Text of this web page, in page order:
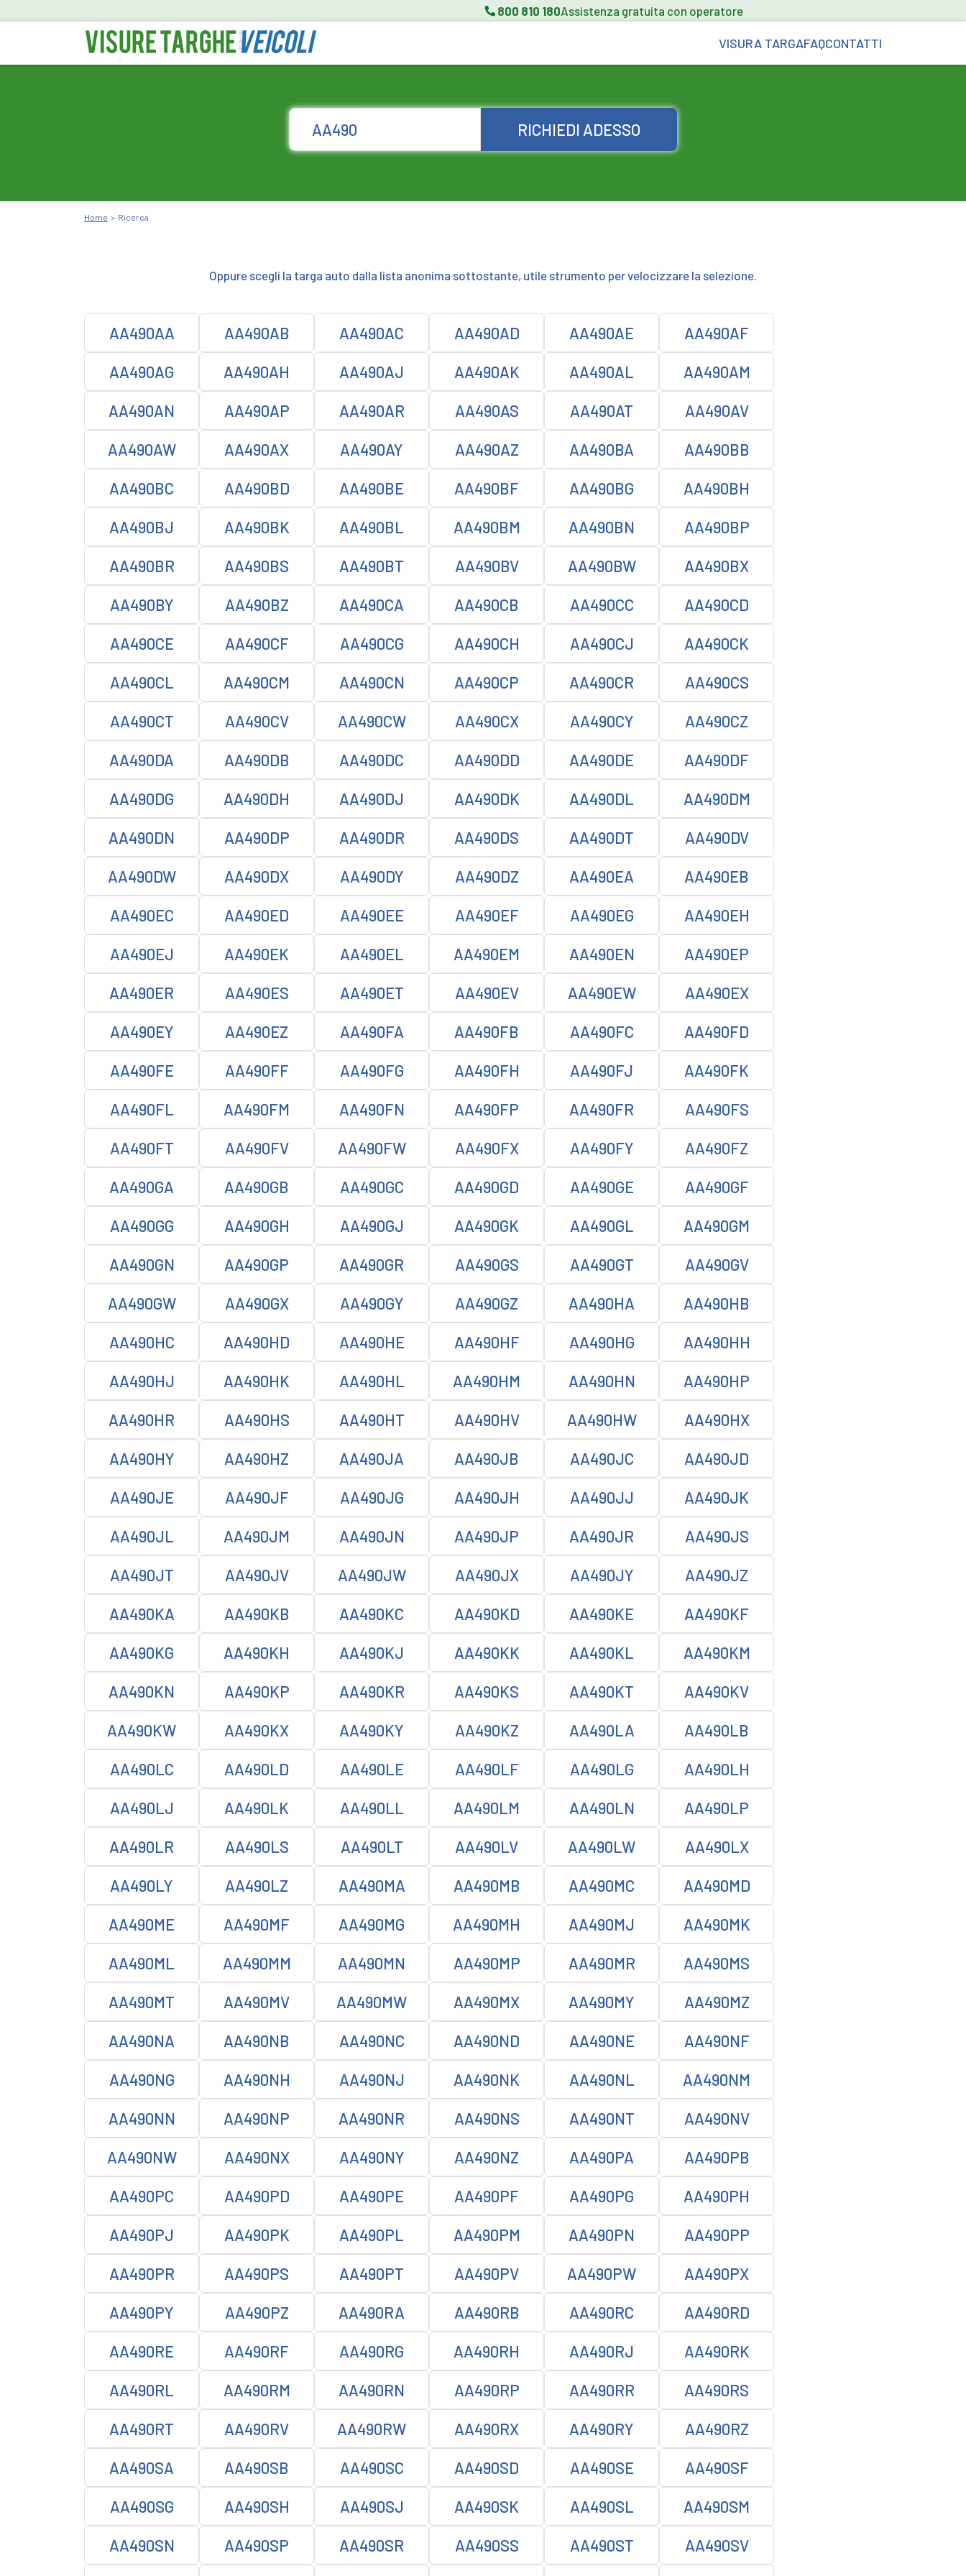
800 810 180Assistenza gratuita con operatore
VISURA TARGAFAQCONTATTI
RICHIEDI ADESSO
Home Ricerca
Oppure scegli la targa auto dalla lista anonima sottostante, utile strumento per velocizzare la selezione.
AA490AA AA490AB AA490AC AA490AD AA490AE AA490AF
AA490AG AA490AH AA490AJ AA490AK AA490AL AA490AM
AA490AN AA490AP AA490AR AA490AS AA490AT AA490AV
AA490AW AA490AX AA490AY AA490AZ AA490BA AA490BB
AA490BC AA490BD AA490BE AA490BF AA490BG AA490BH
AA490BJ AA490BK AA490BL AA490BM AA490BN AA490BP
AA490BR AA490BS AA490BT AA490BV AA490BW AA490BX
AA490BY AA490BZ AA490CA AA490CB AA490CC AA490CD
AA490CE AA490CF AA490CG AA490CH AA490CJ AA490CK
AA490CL AA490CM AA490CN AA490CP AA490CR AA490CS
AA490CT AA490CV AA490CW AA490CX AA490CY AA490CZ
AA490DA AA490DB AA490DC AA490DD AA490DE AA490DF
AA490DG AA490DH AA490DJ AA490DK AA490DL AA490DM
AA490DN AA490DP AA490DR AA490DS AA490DT AA490DV
AA490DW AA490DX AA490DY AA490DZ AA490EA AA490EB
AA490EC AA490ED AA490EE AA490EF AA490EG AA490EH
AA490EJ AA490EK AA490EL AA490EM AA490EN AA490EP
AA490ER AA490ES AA490ET AA490EV AA490EW AA490EX
AA490EY AA490EZ AA490FA AA490FB AA490FC AA490FD
AA490FE AA490FF AA490FG AA490FH AA490FJ AA490FK
AA490FL AA490FM AA490FN AA490FP AA490FR AA490FS
AA490FT AA490FV AA490FW AA490FX AA490FY AA490FZ
AA490GA AA490GB AA490GC AA490GD AA490GE AA490GF
AA490GG AA490GH AA490GJ AA490GK AA490GL AA490GM
AA490GN AA490GP AA490GR AA490GS AA490GT AA490GV
AA490GW AA490GX AA490GY AA490GZ AA490HA AA490HB
AA490HC AA490HD AA490HE AA490HF AA490HG AA490HH
AA490HJ AA490HK AA490HL AA490HM AA490HN AA490HP
AA490HR AA490HS AA490HT AA490HV AA490HW AA490HX
AA490HY AA490HZ AA490JA AA490JB AA490JC AA490JD
AA490JE AA490JF AA490JG AA490JH AA490JJ AA490JK
AA490JL AA490JM AA490JN AA490JP AA490JR AA490JS
AA490JT AA490JV AA490JW AA490JX AA490JY AA490JZ
AA490KA AA490KB AA490KC AA490KD AA490KE AA490KF
AA490KG AA490KH AA490KJ AA490KK AA490KL AA490KM
AA490KN AA490KP AA490KR AA490KS AA490KT AA490KV
AA490KW AA490KX AA490KY AA490KZ AA490LA AA490LB
AA490LC AA490LD AA490LE AA490LF AA490LG AA490LH
AA490LJ AA490LK AA490LL AA490LM AA490LN AA490LP
AA490LR AA490LS AA490LT AA490LV AA490LW AA490LX
AA490LY AA490LZ AA490MA AA490MB AA490MC AA490MD
AA490ME AA490MF AA490MG AA490MH AA490MJ AA490MK
AA490ML AA490MM AA490MN AA490MP AA490MR AA490MS
AA490MT AA490MV AA490MW AA490MX AA490MY AA490MZ
AA490NA AA490NB AA490NC AA490ND AA490NE AA490NF
AA490NG AA490NH AA490NJ AA490NK AA490NL AA490NM
AA490NN AA490NP AA490NR AA490NS AA490NT AA490NV
AA490NW AA490NX AA490NY AA490NZ AA490PA AA490PB
AA490PC AA490PD AA490PE AA490PF AA490PG AA490PH
AA490PJ AA490PK AA490PL AA490PM AA490PN AA490PP
AA490PR AA490PS AA490PT AA490PV AA490PW AA490PX
AA490PY AA490PZ AA490RA AA490RB AA490RC AA490RD
AA490RE AA490RF AA490RG AA490RH AA490RJ AA490RK
AA490RL AA490RM AA490RN AA490RP AA490RR AA490RS
AA490RT AA490RV AA490RW AA490RX AA490RY AA490RZ
AA490SA AA490SB AA490SC AA490SD AA490SE AA490SF
AA490SG AA490SH AA490SJ AA490SK AA490SL AA490SM
AA490SN AA490SP AA490SR AA490SS AA490ST AA490SV